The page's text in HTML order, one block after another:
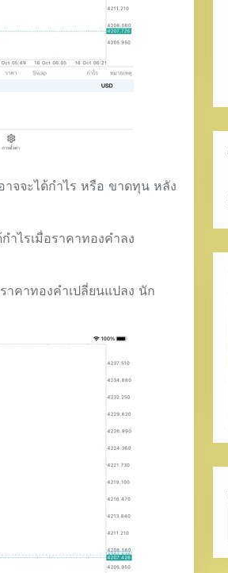
จจะได้กำไร หรือ ขาดทุน หลัง
ำไรเมื่อราคาทองคำลง
าคาทองคำเปลี่ยนแปลง นัก